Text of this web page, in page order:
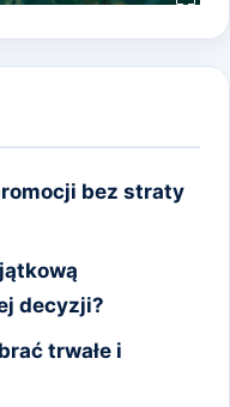
bez straty
decyzji?
trwałe i